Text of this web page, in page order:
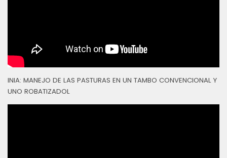
INIA: MANEJO DE LAS PASTURAS EN UN TAMBO CONVENCIONAL Y
UNO ROBATIZADOL